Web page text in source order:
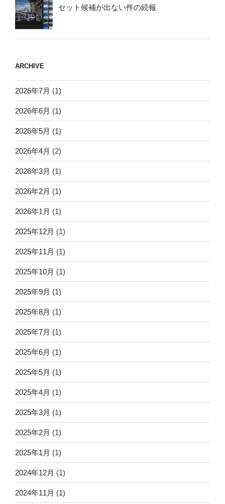
セット候補が出ない件の続報
ARCHIVE
2026年7月 (1)
2026年6月 (1)
2026年5月 (1)
2026年4月 (2)
2026年3月 (1)
2026年2月 (1)
2026年1月 (1)
2025年12月 (1)
2025年11月 (1)
2025年10月 (1)
2025年9月 (1)
2025年8月 (1)
2025年7月 (1)
2025年6月 (1)
2025年5月 (1)
2025年4月 (1)
2025年3月 (1)
2025年2月 (1)
2025年1月 (1)
2024年12月 (1)
2024年11月 (1)